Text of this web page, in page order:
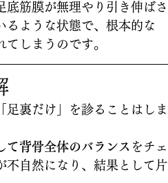
底筋膜が無理やり引き伸ばさ
るような状態で、根本的な
しまうのです。
裏だけ」を診ることはしま
て背骨全体のバランス をチェ
不自然になり、結果として片